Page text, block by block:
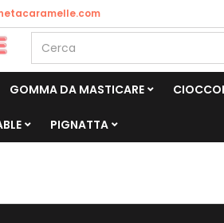
GOMMA DA MASTICARE
PIGNATTA